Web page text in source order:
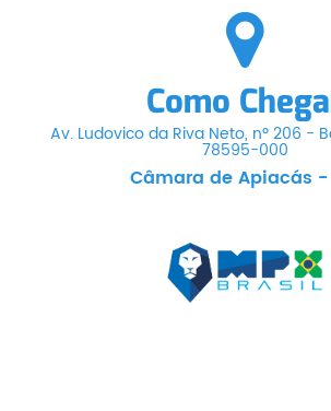
Como
Av. Ludovico da Riva Neto, nº 206 -
78595-000
Câmara de Apiacás -